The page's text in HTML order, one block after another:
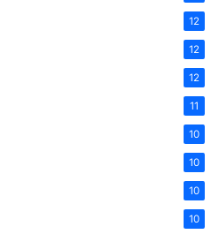
12
12
12
11
10
10
10
10